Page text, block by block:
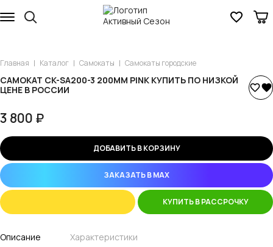
Главная Каталог Самокаты Самокаты городские
САМОКАТ CK-SA200-3 200ММ PINK КУПИТЬ ПО НИЗКОЙ
ЦЕНЕ В РОССИИ
3 800 ₽
ДОБАВИТЬ В КОРЗИНУ
ЗАКАЗАТЬ В MAX
КУПИТЬ В РАССРОЧКУ
Описание Характеристики